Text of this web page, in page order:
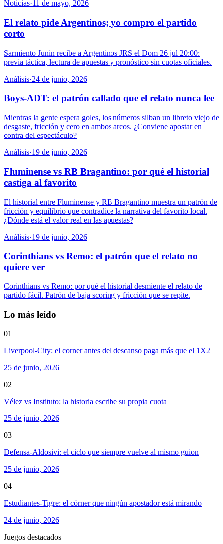
Noticias·11 de mayo, 2026
El relato pide Argentinos; yo compro el partido
corto
Sarmiento Junin recibe a Argentinos JRS el Dom 26 jul 20:00:
previa táctica, lectura de apuestas y pronóstico sin cuotas oficiales.
Análisis·24 de junio, 2026
Boys-ADT: el patrón callado que el relato nunca lee
Mientras la gente espera goles, los números silban un libreto viejo de
desgaste, fricción y cero en ambos arcos. ¿Conviene apostar en
contra del espectáculo?
Análisis·19 de junio, 2026
Fluminense vs RB Bragantino: por qué el historial
castiga al favorito
El historial entre Fluminense y RB Bragantino muestra un patrón de
fricción y equilibrio que contradice la narrativa del favorito local.
¿Dónde está el valor real en las apuestas?
Análisis·19 de junio, 2026
Corinthians vs Remo: el patrón que el relato no
quiere ver
Corinthians vs Remo: por qué el historial desmiente el relato de
partido fácil. Patrón de baja scoring y fricción que se repite.
Lo más leído
01
Liverpool-City: el corner antes del descanso paga más que el 1X2
25 de junio, 2026
02
Vélez vs Instituto: la historia escribe su propia cuota
25 de junio, 2026
03
Defensa-Aldosivi: el ciclo que siempre vuelve al mismo guion
25 de junio, 2026
04
Estudiantes-Tigre: el córner que ningún apostador está mirando
24 de junio, 2026
Juegos destacados